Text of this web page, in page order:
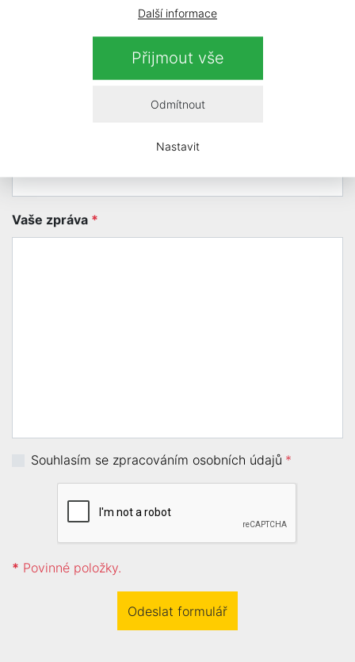
Další informace
Přijmout vše
Odmítnout
Nastavit
Kontaktujte nás
Vaše jméno a příjmení *
Vaše zpráva *
Souhlasím se zpracováním osobních údajů *
* Povinné položky.
Odeslat formulář